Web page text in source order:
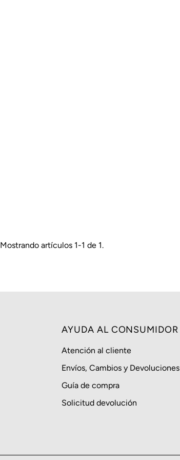
Mostrando artículos 1-1 de 1.
AYUDA AL CONSUMIDOR
Atención al cliente
Envíos, Cambios y Devoluciones
Guía de compra
Solicitud devolución